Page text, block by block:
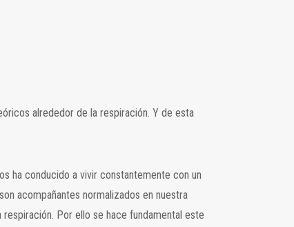
alrededor de la respiración. Y de esta
ha conducido a vivir constantemente con un
acompañantes normalizados en nuestra
Por ello se hace fundamental este